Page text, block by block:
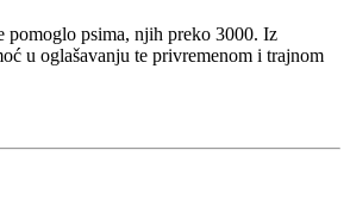
pomoglo psima, njih preko 3000. Iz
u oglašavanju te privremenom i trajnom